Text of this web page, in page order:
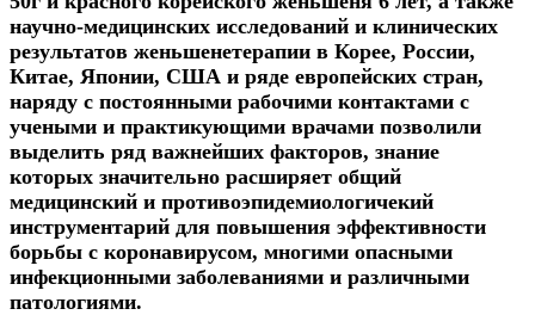
научно-медицинских исследований и клинических
результатов женьшенетерапии в Корее, России,
Китае, Японии, США и ряде европейских стран,
наряду с постоянными рабочими контактами с
учеными и практикующими врачами позволили
выделить ряд важнейших факторов, знание
которых значительно расширяет общий
медицинский и противоэпидемиологичекий
инструментарий для повышения эффективности
борьбы с коронавирусом, многими опасными
инфекционными заболеваниями и различными
патологиями.